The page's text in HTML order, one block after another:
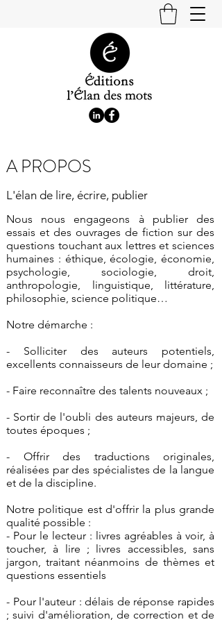
A PROPOS
L'élan de lire, écrire, publier
Nous nous engageons à publier des
essais et des ouvrages de fiction sur des
questions touchant aux lettres et sciences
humaines : éthique, écologie, économie,
psychologie, sociologie, droit,
anthropologie, linguistique, littérature,
philosophie, science politique…
Notre démarche :
- Solliciter des auteurs potentiels,
excellents connaisseurs de leur domaine ;
- Faire reconnaître des talents nouveaux ;
- Sortir de l'oubli des auteurs majeurs, de
toutes époques ;
- Offrir des traductions originales,
réalisées par des spécialistes de la langue
et de la discipline.
Notre politique est d'offrir la plus grande
qualité possible :
- Pour le lecteur : livres agréables à voir, à
toucher, à lire ; livres accessibles, sans
jargon, traitant néanmoins de thèmes et
questions essentiels
- Pour l'auteur : délais de réponse rapides
; suivi d'amélioration, de correction et de